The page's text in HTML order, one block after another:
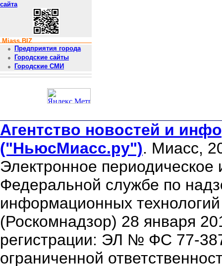
сайта
Miass.BIZ
Предприятия города
Городские сайты
Городские СМИ
Агентство новостей и
("НьюсМиасс.ру"). Миасс,
Электронное периодическое
Федеральной службе по
информационных
(Роскомнадзор) 28 января
регистрации: ЭЛ № ФС 77-
ограниченной